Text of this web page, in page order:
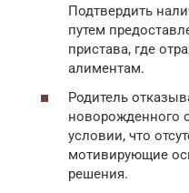
Подтвердить
путем
пристава, где
алиментам.
Родитель
новорожденного
условии, что
мотивирующие
решения.